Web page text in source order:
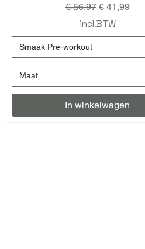
Normale prijs
€ 56,97 Verkoopprijs
€ 41,99
incl.BTW
Smaak Pre-workout
Maat
In winkelwagen